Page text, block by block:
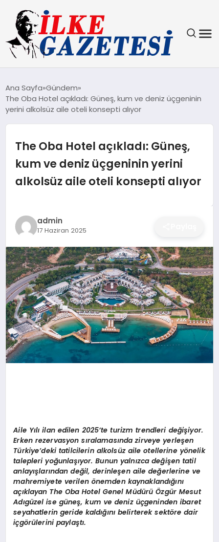
TEKNOLOJI
MAGAZIN
DÜNYA
SIYASET
EĞITIM
Ana Sayfa Gündem
The Oba Hotel açıkladı: Güneş, kum ve deniz üçgeninin
yerini alkolsüz aile oteli konsepti alıyor
The Oba Hotel açıkladı: Güneş,
kum ve deniz üçgeninin yerini
alkolsüz aile oteli konsepti alıyor
admin
17 Haziran 2025
AileYılı ilan edilen 2025’te turizm trendleri değişiyor.
Erken rezervasyon sıralamasında zirveye yerleşen
Türkiye’deki tatilcilerin alkolsüz aile otellerine yönelik
talepleri yoğunlaşıyor. Bunun yalnızca değişen tatil
anlayışlarından değil, derinleşen aile değerlerine ve
mahremiyete verilen önemden kaynaklandığını
açıklayan The Oba Hotel Genel Müdürü Özgür Mesut
Adıgüzel ise güneş, kum ve deniz üçgeninden ibaret
seyahatlerin geride kaldığını belirterek sektöre dair
içgörülerini paylaştı.